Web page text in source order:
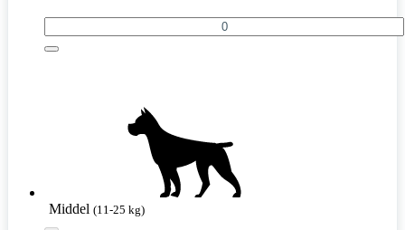
Middel (11-25 kg)